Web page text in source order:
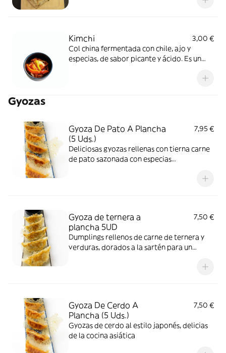
Kimchi
3,00 €
Col china fermentada con chile, ajo y
especias, de sabor picante y ácido. Es un
Gyozas
Gyoza De Pato A Plancha
(5 Uds.)
7,95 €
Deliciosas gyozas rellenas con tierna carne
de pato sazonada con especias
Gyoza de ternera a
plancha 5UD
7,50 €
Dumplings rellenos de carne de ternera y
verduras, dorados a la sartén para un
Gyoza De Cerdo A
Plancha (5 Uds.)
7,50 €
Gyozas de cerdo al estilo japonés, delicias
de la cocina asiática